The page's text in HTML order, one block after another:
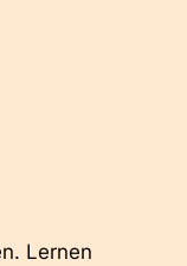
Lernen